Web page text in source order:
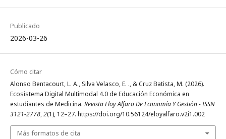
Publicado
2026-03-26
Cómo citar
Alonso Bentacourt, L. A., Silva Velasco, E. ., & Cruz Batista, M. (2026).
Ecosistema Digital Multimodal 4.0 de Educación Económica en
estudiantes de Medicina. Revista Eloy Alfaro De Economía Y Gestión - ISSN
3121-2778,2(1), 12–27. https://doi.org/10.56124/eloyalfaro.v2i1.002
Más formatos de cita